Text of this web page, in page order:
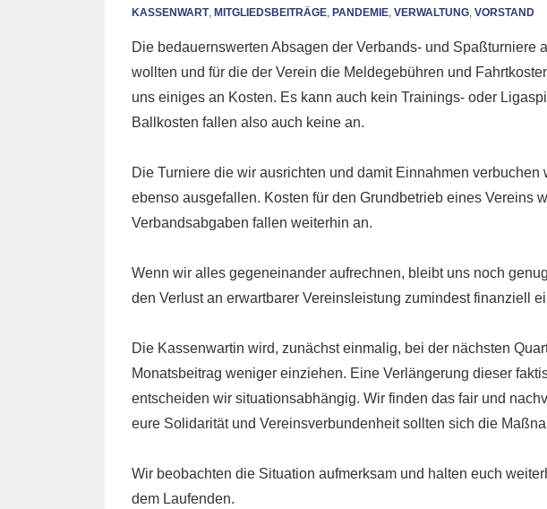
KASSENWART, MITGLIEDSBEITRÄGE PANDEMIE VERWALTUNG VORSTAND
Die bedauernswerten Absagen der Verbands- und Spaßturniere
wollten und für die der Verein die Meldegebühren und
uns einiges an Kosten. Es kann auch kein Trainings- oder
Ballkosten fallen also auch keine an.
Die Turniere die wir ausrichten und damit Einnahmen
ebenso ausgefallen. Kosten für den Grundbetrieb eines Vereins
Verbandsabgaben fallen weiterhin an.
Wenn wir alles gegeneinander aufrechnen, bleibt uns noch
den Verlust an erwartbarer Vereinsleistung zumindest finanziell
Die Kassenwartin wird, zunächst einmalig, bei der nächsten
Monatsbeitrag weniger einziehen. Eine Verlängerung dieser
entscheiden wir situationsabhängig. Wir finden das fair und
eure Solidarität und Vereinsverbundenheit sollten sich die
Wir beobachten die Situation aufmerksam und halten euch
dem Laufenden.